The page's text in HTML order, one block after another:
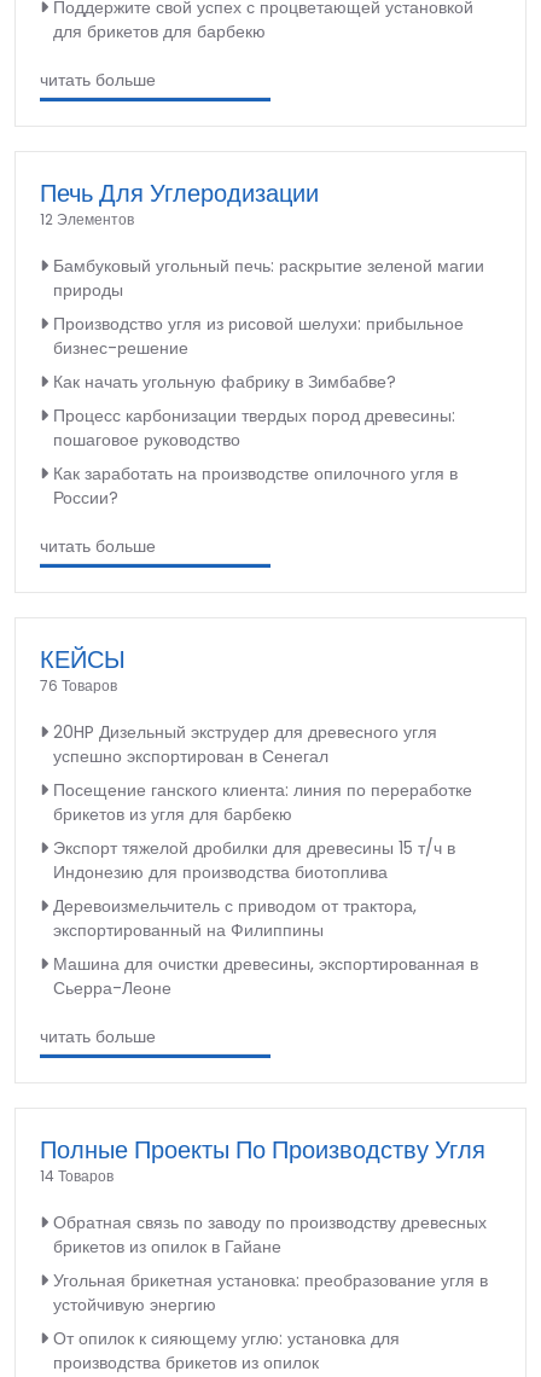
Поддержите свой успех с процветающей установкой
для брикетов для барбекю
читать больше
Печь Для Углеродизации
12 Элементов
Бамбуковый угольный печь: раскрытие зеленой магии
природы
Производство угля из рисовой шелухи: прибыльное
бизнес-решение
Как начать угольную фабрику в Зимбабве?
Процесс карбонизации твердых пород древесины:
пошаговое руководство
Как заработать на производстве опилочного угля в
России?
читать больше
КЕЙСЫ
76 Товаров
20HP Дизельный экструдер для древесного угля
успешно экспортирован в Сенегал
Посещение ганского клиента: линия по переработке
брикетов из угля для барбекю
Экспорт тяжелой дробилки для древесины 15 т/ч в
Индонезию для производства биотоплива
Деревоизмельчитель с приводом от трактора,
экспортированный на Филиппины
Машина для очистки древесины, экспортированная в
Сьерра-Леоне
читать больше
Полные Проекты По Производству Угля
14 Товаров
Обратная связь по заводу по производству древесных
брикетов из опилок в Гайане
Угольная брикетная установка: преобразование угля в
устойчивую энергию
От опилок к сияющему углю: установка для
производства брикетов из опилок